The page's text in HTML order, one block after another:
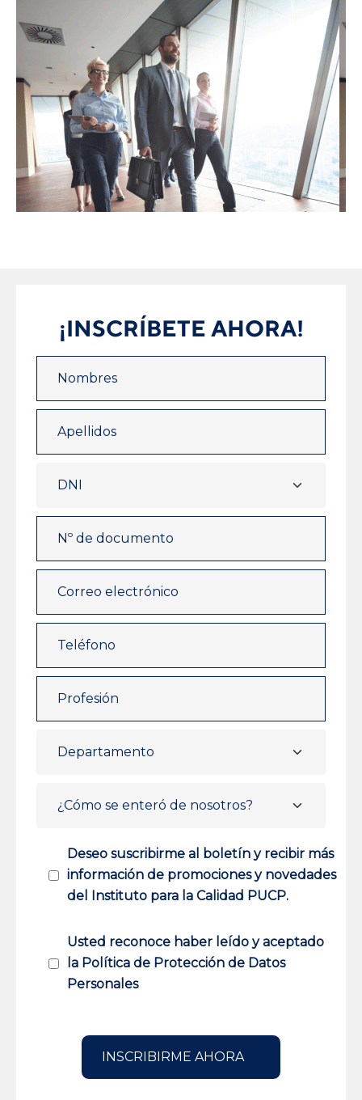
¡INSCRÍBETE AHORA!
Deseo suscribirme al boletín y recibir más
información de promociones y novedades
del Instituto para la Calidad PUCP.
Usted reconoce haber leído y aceptado
la Política de Protección de Datos
Personales